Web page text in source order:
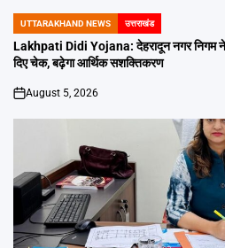
POSTED
IN
UTTARAKHAND NEWS उत्तराखंड
Lakhpati Didi Yojana: देहरादून नगर निगम ने
दिए चेक, बढ़ेगा आर्थिक सशक्तिकरण
on
August 5, 2026